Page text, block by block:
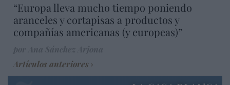
“Europa lleva mucho tiempo poniendo
aranceles y cortapisas a productos y
compañías americanas (y europeas)”
Artículos anteriores